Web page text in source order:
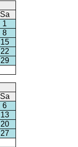
Sa
1
8
15
22
29
Sa
6
13
20
27